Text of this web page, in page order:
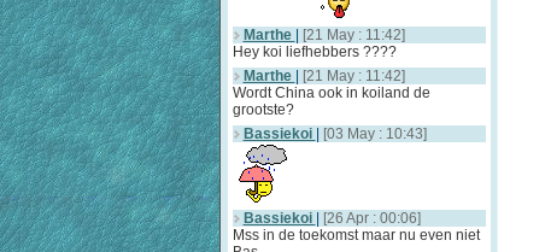
Marthe
[21 May : 11:42]
Hey koi liefhebbers ????
Marthe
[21 May : 11:42]
Wordt China ook in koiland de
grootste?
Bassiekoi
[03 May : 10:43]
Bassiekoi
[26 Apr : 00:06]
Mss in de toekomst maar nu even niet